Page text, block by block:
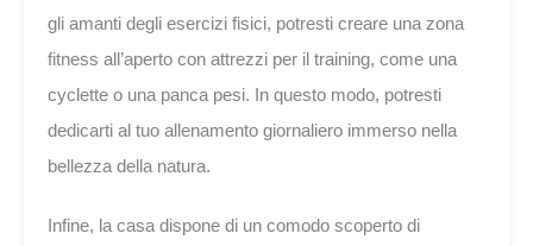
gli amanti degli esercizi fisici, potresti creare una zona
fitness all’aperto con attrezzi per il training, come una
cyclette o una panca pesi. In questo modo, potresti
dedicarti al tuo allenamento giornaliero immerso nella
bellezza della natura.
Infine, la casa dispone di un comodo scoperto di